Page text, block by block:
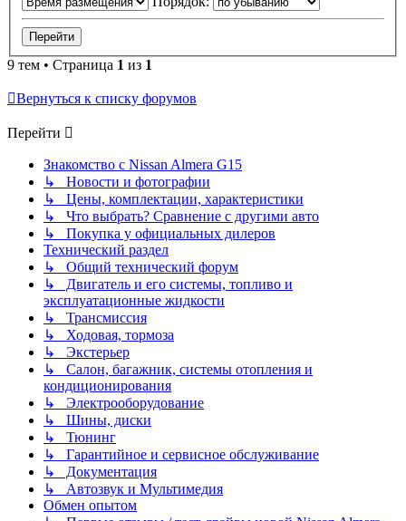
9 тем • Страница 1 из 1
Вернуться к списку форумов
Перейти
Знакомство с Nissan Almera G15
↳ Новости и фотографии
↳ Цены, комплектации, характеристики
↳ Что выбрать? Сравнение с другими авто
↳ Покупка у официальных дилеров
Технический раздел
↳ Общий технический форум
↳ Двигатель и его системы, топливо и
эксплуатационные жидкости
↳ Трансмиссия
↳ Ходовая, тормоза
↳ Экстерьер
↳ Салон, багажник, системы отопления и
кондиционирования
↳ Электрооборудование
↳ Шины, диски
↳ Тюнинг
↳ Гарантийное и сервисное обслуживание
↳ Документация
↳ Автозвук и Мультимедия
Обмен опытом